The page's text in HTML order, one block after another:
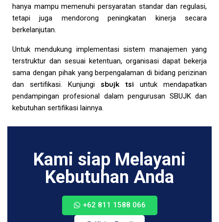
hanya mampu memenuhi persyaratan standar dan regulasi,
tetapi juga mendorong peningkatan kinerja secara
berkelanjutan.
Untuk mendukung implementasi sistem manajemen yang
terstruktur dan sesuai ketentuan, organisasi dapat bekerja
sama dengan pihak yang berpengalaman di bidang perizinan
dan sertifikasi. Kunjungi sbujk tsi untuk mendapatkan
pendampingan profesional dalam pengurusan SBUJK dan
kebutuhan sertifikasi lainnya.
Kami siap Melayani
Kebutuhan Anda
+62 811 1588 066